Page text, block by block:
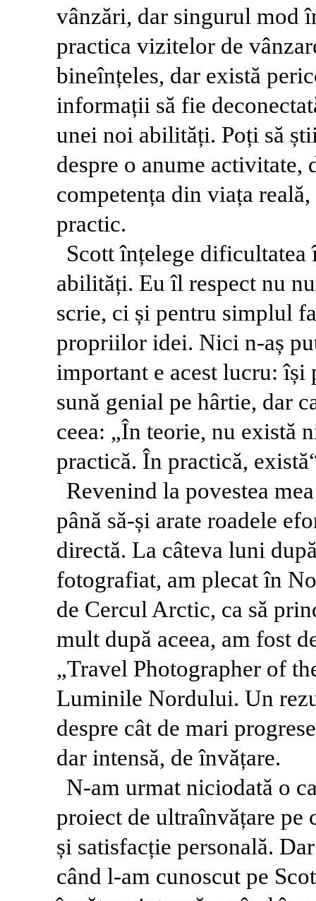
vânzări, dar singurul mod
practica vizitelor de
bineînțeles, dar există
informații să fie
unei noi abilități. Poți să
despre o anume activitate,
competența din viața
practic.
Scott înțelege
abilități. Eu îl respect nu
scrie, ci și pentru simplul
propriilor idei. Nici n-aș
important e acest lucru:
sună genial pe hârtie, dar
ceea: „În teorie, nu există
practică. În practică,
Revenind la povestea
până să-și arate roadele
directă. La câteva luni
fotografiat, am plecat în
de Cercul Arctic, ca să
mult după aceea, am fost
„Travel Photographer of
Luminile Nordului. Un
despre cât de mari
dar intensă, de învățare.
N-am urmat niciodată o
proiect de ultraînvățare pe
și satisfacție personală.
când l-am cunoscut pe